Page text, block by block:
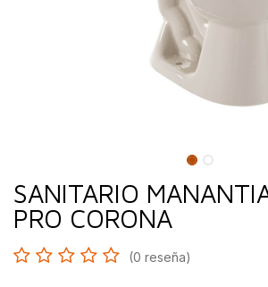
SANITARIO
PRO CORONA
(0 reseña)